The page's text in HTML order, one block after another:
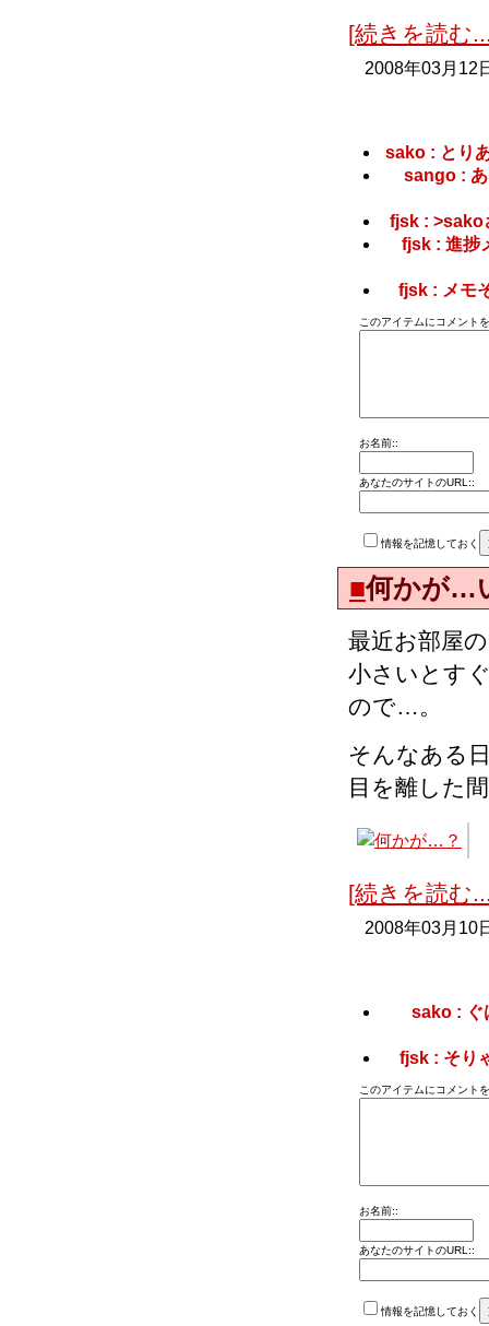
[続きを読む
2008年03月12
sako : とり
sango : あ
fjsk : >sako
fjsk : 進捗
fjsk : メモ
このアイテムにコメント
お名前::
あなたのサイトのURL::
情報を記憶しておく
■何かが…
最近お部屋
小さいとす
ので…。
そんなある
目を離した
[続きを読む
2008年03月10
sako : ぐ
fjsk : そり
このアイテムにコメント
お名前::
あなたのサイトのURL::
情報を記憶しておく